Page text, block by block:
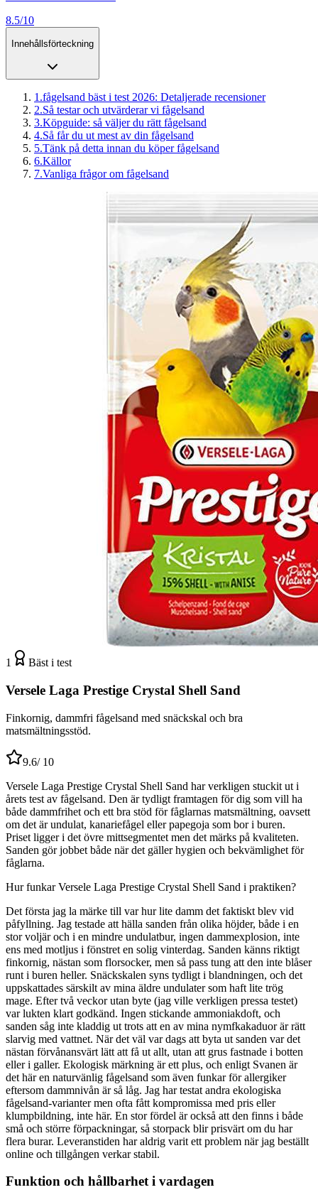
8.5/10
Innehållsförteckning
1 .fågelsand bäst i test 2026: Detaljerade recensioner
2.Så testar och utvärderar vi fågelsand
3.Köpguide: så väljer du rätt fågelsand
4.Så får du ut mest av din fågelsand
5.Tänk på detta innan du köper fågelsand
6.Källor
7.Vanliga frågor om fågelsand
1 Bäst i test
Versele Laga Prestige Crystal Shell Sand
Finkornig, dammfri fågelsand med snäckskal och bra
matsmältningsstöd.
9.6/ 10
Versele Laga Prestige Crystal Shell Sand har verkligen stuckit ut i
årets test av fågelsand. Den är tydligt framtagen för dig som vill ha
både dammfrihet och ett bra stöd för fåglarnas matsmältning, oavsett
om det är undulat, kanariefågel eller papegoja som bor i buren.
Priset ligger i det övre mittsegmentet men det märks på kvaliteten.
Sanden gör jobbet både när det gäller hygien och bekvämlighet för
fåglarna.
Hur funkar Versele Laga Prestige Crystal Shell Sand i praktiken?
Det första jag la märke till var hur lite damm det faktiskt blev vid
påfyllning. Jag testade att hälla sanden från olika höjder, både i en
stor voljär och i en mindre undulatbur, ingen dammexplosion, inte
ens med motljus i fönstret en solig vinterdag. Sanden känns riktigt
finkornig, nästan som florsocker, men så pass tung att den inte blåser
runt i buren heller. Snäckskalen syns tydligt i blandningen, och det
uppskattades särskilt av mina äldre undulater som haft lite trög
mage. Efter två veckor utan byte (jag ville verkligen pressa testet)
var lukten klart godkänd. Ingen stickande ammoniakdoft, och
sanden såg inte kladdig ut trots att en av mina nymfkakaduor är rätt
slarvig med vattnet. När det väl var dags att byta ut sanden var det
nästan förvånansvärt lätt att få ut allt, utan att grus fastnade i botten
eller i galler. Ekologisk märkning är ett plus, och enligt Svanen är
det här en naturvänlig fågelsand som även funkar för allergiker
eftersom dammnivån är så låg. Jag har testat andra ekologiska
fågelsand-varianter men ofta fått kompromissa med pris eller
klumpbildning, inte här. En stor fördel är också att den finns i både
små och större förpackningar, så storpack blir prisvärt om du har
flera burar. Leveranstiden har aldrig varit ett problem när jag beställt
online och tillgången verkar stabil.
Funktion och hållbarhet i vardagen